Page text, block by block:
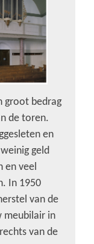
groot bedrag
de toren.
en
geld
en veel
In 1950
van de
meubilair in
van de